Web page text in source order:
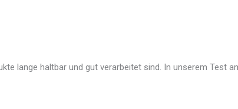
lange haltbar und gut verarbeitet sind. In unserem Test